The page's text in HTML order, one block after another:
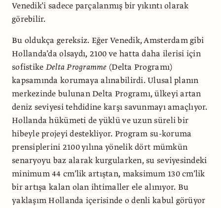
Venedik’i sadece parçalanmış bir yıkıntı olarak
görebilir.
Bu oldukça gereksiz. Eğer Venedik, Amsterdam gibi
Hollanda’da olsaydı, 2100 ve hatta daha ilerisi için
sofistike Delta Programme(Delta Programı)
kapsamında korumaya alınabilirdi. Ulusal planın
merkezinde bulunan Delta Programı, ülkeyi artan
deniz seviyesi tehdidine karşı savunmayı amaçlıyor.
Hollanda hükümeti de yüklü ve uzun süreli bir
hibeyle projeyi destekliyor. Program su-koruma
prensiplerini 2100 yılına yönelik dört mümkün
senaryoyu baz alarak kurgularken, su seviyesindeki
minimum 44 cm’lik artıştan, maksimum 130 cm’lik
bir artışa kalan olan ihtimaller ele alınıyor. Bu
yaklaşım Hollanda içerisinde o denli kabul görüyor